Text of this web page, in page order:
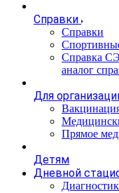
Справки
Справки
Справка
аналог
Для
Прямое
Детям
Дневной